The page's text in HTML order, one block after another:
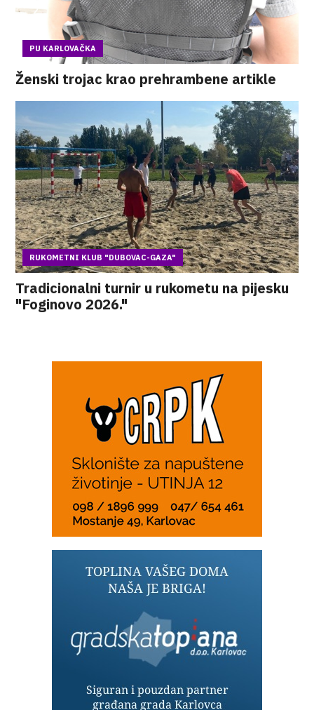
PU KARLOVAČKA
Ženski trojac krao prehrambene artikle
RUKOMETNI KLUB "DUBOVAC-GAZA"
Tradicionalni turnir u rukometu na pijesku
"Foginovo 2026."